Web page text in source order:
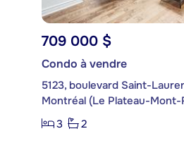
709 000 $
Condo à vendre
5123, boulevard Saint-
Montréal (Le Plateau-Mont-
3
2